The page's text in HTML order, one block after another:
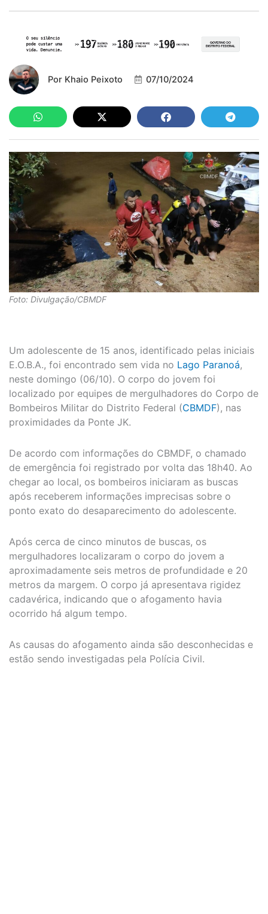
Por Khaio Peixoto 07/10/2024
Foto: Divulgação/CBMDF
Um adolescente de 15 anos, identificado pelas iniciais
E.O.B.A., foi encontrado sem vida no Lago Paranoá,
neste domingo (06/10). O corpo do jovem foi
localizado por equipes de mergulhadores do Corpo de
Bombeiros Militar do Distrito Federal (CBMDF), nas
proximidades da Ponte JK.
De acordo com informações do CBMDF, o chamado
de emergência foi registrado por volta das 18h40. Ao
chegar ao local, os bombeiros iniciaram as buscas
após receberem informações imprecisas sobre o
ponto exato do desaparecimento do adolescente.
Após cerca de cinco minutos de buscas, os
mergulhadores localizaram o corpo do jovem a
aproximadamente seis metros de profundidade e 20
metros da margem. O corpo já apresentava rigidez
cadavérica, indicando que o afogamento havia
ocorrido há algum tempo.
As causas do afogamento ainda são desconhecidas e
estão sendo investigadas pela Polícia Civil.